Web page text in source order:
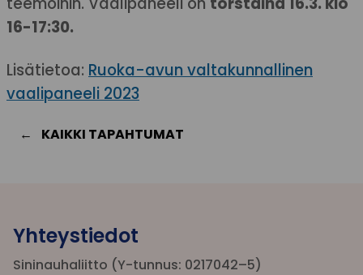
16-17:30.
Lisätietoa: Ruoka-avun valtakunnallinen
vaalipaneeli 2023
KAIKKI TAPAHTUMAT
Yhteystiedot
Sininauhaliitto (Y-tunnus: 0217042–5)